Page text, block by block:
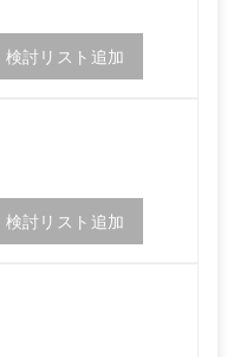
検討リスト追加
検討リスト追加